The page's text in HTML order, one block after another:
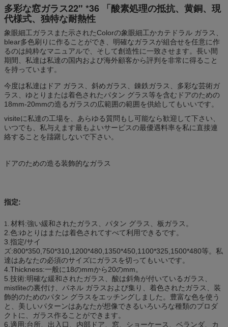
多彩な窓ガラス22" *36 「酸素処理の抵抗、黄銅、現
代様式、独特な耐熱性
象眼細工ガラスまた示されたColorの象眼細工かカテドラル ガラス、
blear多色刷りに作ることができ、明確なガラスが組合せを任意に作
るのは純粋なマニュアルで、そして創造性に一致させます。長い間
期間、私達は私達の国内および海外顧客から評判を非常に得ること
を持っています。
今度は私達はドア ガラス、斜めガラス、錬鉄ガラス、多彩な芸術ガ
ラス、ゆとりまたは着色されたパタン グラス等を含むドアのための
18mm-20mmの造るガラスの広範囲の範囲を供給してもいいです。
visiteに私達の工場を、あらゆる質問もし可能なら歓迎して下さい、
いつでも、私与えます最もよいサービスの最優遇料率を私に直接連
絡することを躊躇しないで下さい。
ドアのための造る装飾的なガラス
指定:
1. 材料:強い緩和されたガラス、パタン グラス、板ガラス。
2.色:ゆとりはまたは着色されてすべて利用できるです。
3.指定/サイ
ズ:800*350,750*310,1200*480,1350*450,1100*325,1500*480等。私
達はあなたの必須のサイズにガラスを切ってもいいです。
4.Thickness:一般に18のmmから20のmm。
5.技術:明確な緩和されたガラス、酸は斜角が付いているガラス、
mistliteの裏付け、パネル ガラスおよび集り、着色されたガラス、装
飾的のためのパタン グラスをエッチングしました。豊富な色を使う
と、美しいパターンはあなたが想像できるいろいろな種類のプロダ
クトに、ガラス作ることができます。
6.適用:台所、出入口、内部ドア、窓、ショーケース、ベランダ、カ